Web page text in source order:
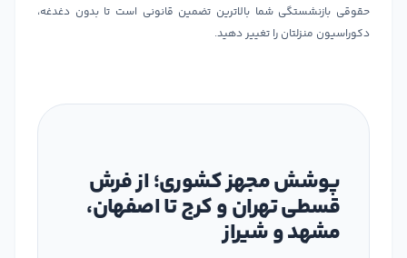
حقوقی بازنشستگی شما بالاترین تضمین قانونی است تا بدون دغدغه،
دکوراسیون منزلتان را تغییر دهید.
پوشش مجهز کشوری؛ از فرش
قسطی تهران و کرج تا اصفهان،
مشهد و شیراز